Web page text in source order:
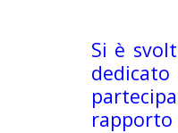
Si è
rapporto